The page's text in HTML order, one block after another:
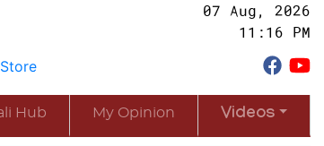
07 Aug, 2026
11:16 PM
Hub My Opinion Videos